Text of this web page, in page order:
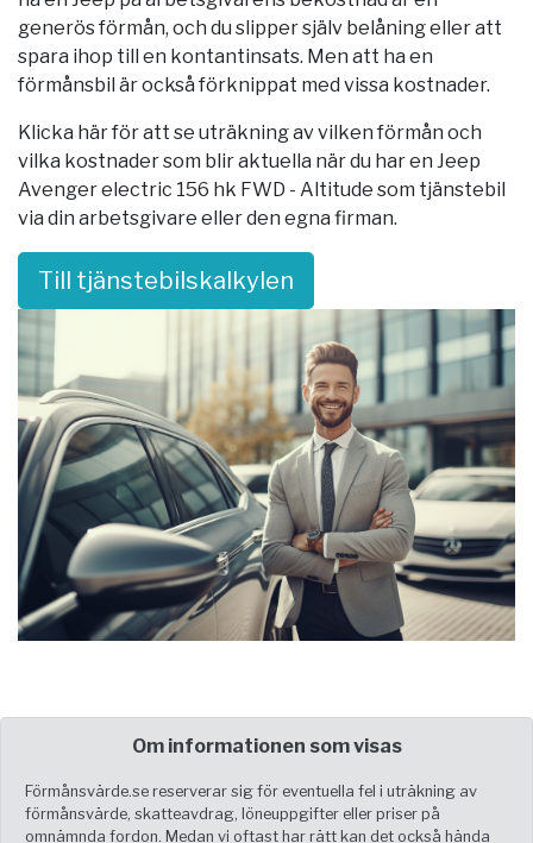
generös förmån, och du slipper själv belåning eller att
spara ihop till en kontantinsats. Men att ha en
förmånsbil är också förknippat med vissa kostnader.
Klicka här för att se uträkning av vilken förmån och
vilka kostnader som blir aktuella när du har en Jeep
Avenger electric 156 hk FWD - Altitude som tjänstebil
via din arbetsgivare eller den egna firman.
Till tjänstebilskalkylen
Om informationen som visas
Förmånsvärde.se reserverar sig för eventuella fel i uträkning av
förmånsvärde, skatteavdrag, löneuppgifter eller priser på
omnämnda fordon. Medan vi oftast har rätt kan det också hända